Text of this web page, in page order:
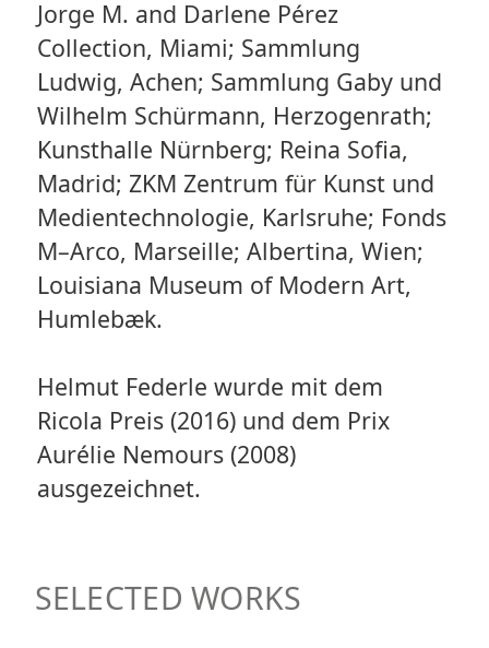
Jorge M. and Darlene Pérez
Collection, Miami; Sammlung
Ludwig, Achen; Sammlung Gaby und
Wilhelm Schürmann, Herzogenrath;
Kunsthalle Nürnberg; Reina Sofia,
Madrid; ZKM Zentrum für Kunst und
Medientechnologie, Karlsruhe; Fonds
M–Arco, Marseille; Albertina, Wien;
Louisiana Museum of Modern Art,
Humlebæk.
Helmut Federle wurde mit dem
Ricola Preis (2016) und dem Prix
Aurélie Nemours (2008)
ausgezeichnet.
SELECTED WORKS